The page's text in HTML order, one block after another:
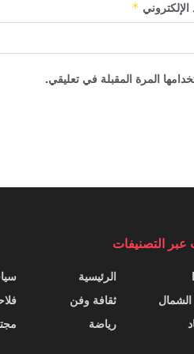
الإلكتروني *
المرة المقبلة في تعليقي.
عبر التصنيفات
الشمال
الرئيسية
ثقافة وفن
رياضة